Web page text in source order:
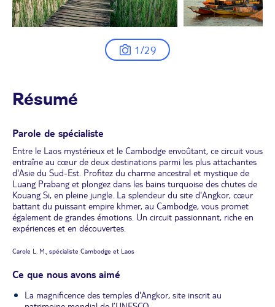
1/29
Résumé
Parole de spécialiste
Entre le Laos mystérieux et le Cambodge envoûtant, ce circuit vous
entraîne au cœur de deux destinations parmi les plus attachantes
d'Asie du Sud-Est. Profitez du charme ancestral et mystique de
Luang Prabang et plongez dans les bains turquoise des chutes de
Kouang Si, en pleine jungle. La splendeur du site d'Angkor, cœur
battant du puissant empire khmer, au Cambodge, vous promet
également de grandes émotions. Un circuit passionnant, riche en
expériences et en découvertes.
Carole L. M., spécialiste Cambodge et Laos
Ce que nous avons aimé
La magnificence des temples d'Angkor, site inscrit au